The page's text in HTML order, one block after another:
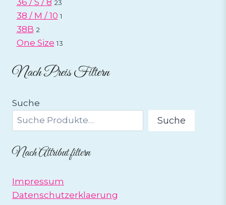
23
38 / M / 10 1
38B 2
One Size 13
Nach Preis Filtern
Suche
Suche
Nach Attribut filtern
Impressum
Datenschutzerklaerung